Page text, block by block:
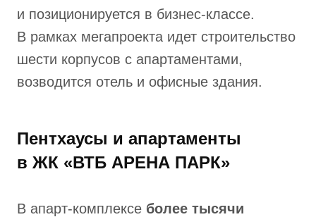
и позиционируется в бизнес-классе.
В рамках мегапроекта идет строительство
шести корпусов с апартаментами,
возводится отель и офисные здания.
Пентхаусы и апартаменты
в ЖК «ВТБ АРЕНА ПАРК»
В апарт-комплексе более тысячи